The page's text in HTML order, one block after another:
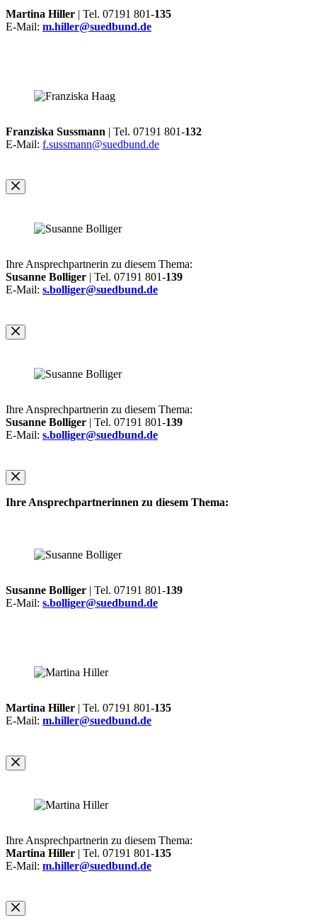
Martina Hiller | Tel. 07191 801-135
E-Mail: m.hiller@suedbund.de
Franziska Sussmann | Tel. 07191 801-132
E-Mail: f.sussmann@suedbund.de
Ihre Ansprechpartnerin zu diesem Thema:
Susanne Bolliger | Tel. 07191 801-139
E-Mail: s.bolliger@suedbund.de
Ihre Ansprechpartnerin zu diesem Thema:
Susanne Bolliger | Tel. 07191 801-139
E-Mail: s.bolliger@suedbund.de
Ihre Ansprechpartnerinnen zu diesem Thema:
Susanne Bolliger | Tel. 07191 801-139
E-Mail: s.bolliger@suedbund.de
Martina Hiller | Tel. 07191 801-135
E-Mail: m.hiller@suedbund.de
Ihre Ansprechpartnerin zu diesem Thema:
Martina Hiller | Tel. 07191 801-135
E-Mail: m.hiller@suedbund.de